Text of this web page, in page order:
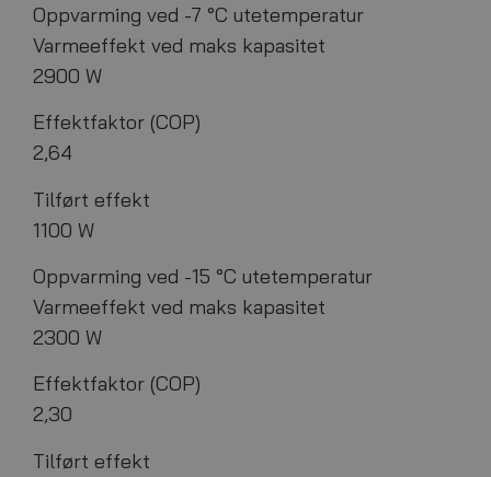
Oppvarming ved -7 °C utetemperatur
Varmeeffekt ved maks kapasitet
2900 W
Effektfaktor (COP)
2,64
Tilført effekt
1100 W
Oppvarming ved -15 °C utetemperatur
Varmeeffekt ved maks kapasitet
2300 W
Effektfaktor (COP)
2,30
Tilført effekt